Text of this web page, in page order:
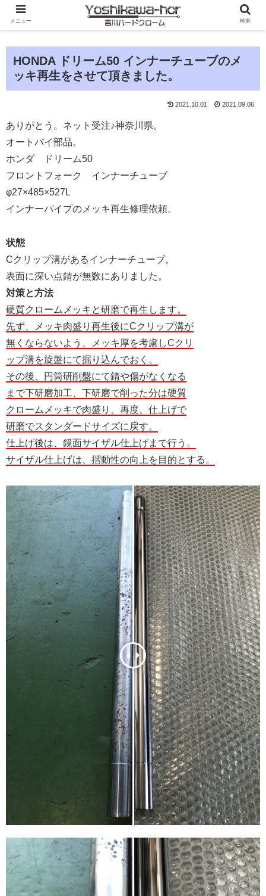
HONDA ドリーム50 インナーチューブのメ
ッキ再生をさせて頂きました。
2021.10.01 2021.09.06
ありがとう。ネット受注♪神奈川県。
オートバイ部品。
ホンダ ドリーム50
フロントフォーク インナーチューブ
φ27×485×527L
インナーパイプのメッキ再生修理依頼。
状態
Cクリップ溝があるインナーチューブ。
表面に深い点錆が無数にありました。
対策と方法
硬質クロームメッキと研磨で再生します。
先ず、メッキ肉盛り再生後にCクリップ溝が
無くならないよう、メッキ厚を考慮しCクリ
ップ溝を旋盤にて掘り込んでおく。
その後、円筒研削盤にて錆や傷がなくなる
まで下研磨加工、下研磨で削った分は硬質
クロームメッキで肉盛り、再度、仕上げで
研磨でスタンダードサイズに戻す。
仕上げ後は、鏡面サイザル仕上げまで行う。
サイザル仕上げは、摺動性の向上を目的とする。
メニュー 検索